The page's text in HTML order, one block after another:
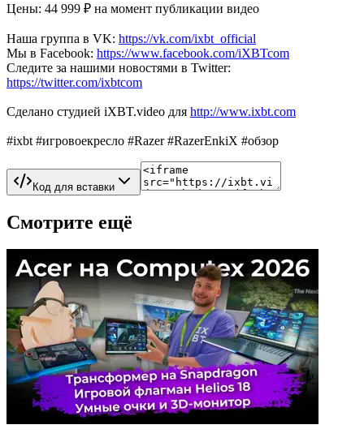
Цены: 44 999 ₽ на момент публикации видео
Наша группа в VK: https://vk.com/ixbt_official
Мы в Facebook: https://www.facebook.com/iXBTcom
Следите за нашими новостями в Twitter:
https://twitter.com/ixbtcom
Сделано студией iXBT.video для http://www.ixbt.com
#ixbt #игровоекресло #Razer #RazerEnkiX #обзор
Код для вставки
Смотрите ещё